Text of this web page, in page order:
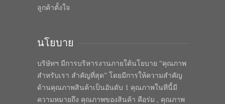
ลูกค้าตั้งใจ
นโยบาย
บริษัทฯ มีการบริหารงานภายใต้นโยบาย “คุณภาพ
สำหรับเรา สำคัญที่สุด” โดยมีการให้ความสำคัญ
ด้านคุณภาพสินค้าเป็นอันดับ 1 คุณภาพในทีนี้มี
ความหมายถึง คุณภาพของสินค้า คือร่ม , คุณภาพ